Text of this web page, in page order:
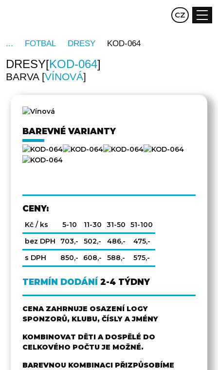
EN DE
CZ
FOTBAL DRESY KOD-064
DRESY KOD-064
BARVA VÍNOVÁ
BAREVNÉ VARIANTY
CENY:
Kč / ks 5-10 11-30 31-50
51-100
bez DPH
703,- 502,- 486,-
475,-
s DPH
850,- 608,- 588,- 575,-
TERMÍN DODÁNÍ 2-4 TÝDNY
CENA ZAHRNUJE OSAZENÍ LOGY
SPONZORŮ, KLUBU, ČÍSLY A JMÉNY
KOMBINOVAT DĚTI A DOSPĚLÉ DO
CELKOVÉHO POČTU JE MOŽNÉ.
BAREVNOU KOMBINACI PŘIZPŮSOBÍME